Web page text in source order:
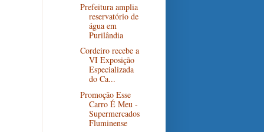
Prefeitura amplia
reservatório de
água em
Purilândia
Cordeiro recebe a
VI Exposição
Especializada
do Ca...
Promoção Esse
Carro É Meu -
Supermercados
Fluminense